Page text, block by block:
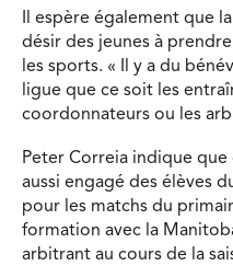
Il espère également que
désir des jeunes à
les sports. « Il y a du
ligue que ce soit les
coordonnateurs ou les
Peter Correia indique que
aussi engagé des élèves
pour les matchs du
formation avec la
arbitrant au cours de la